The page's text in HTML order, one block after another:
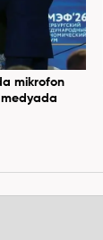
mikrofon